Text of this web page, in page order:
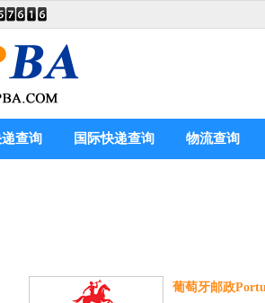
查询 国际快递查询 物流查询
葡萄牙邮政